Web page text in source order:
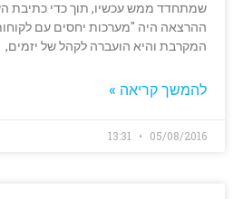
שמתחדד ממש עכשיו, תוך כדי כתיבת
ההרצאה היה "מערכות יחסים עם
המקרבת והיא הועברה לקהל של יזמים,
להמשך קריאה »
05/08/2016